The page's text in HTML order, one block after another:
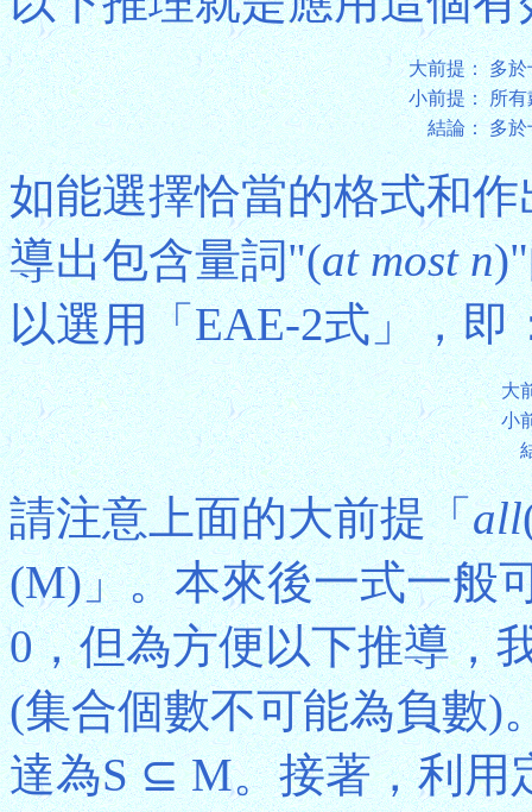
大前提： 多於
小前提： 所有
結論： 多於
如能選擇恰當的格式和
導出包含量詞"(at most n
以選用「EAE-2式」，即
大
小
請注意上面的大前提「all
(M)」。本來後一式一般
0，但為方便以下推導，
(集合個數不可能為負數)
達為S ⊆ M。接著，利用